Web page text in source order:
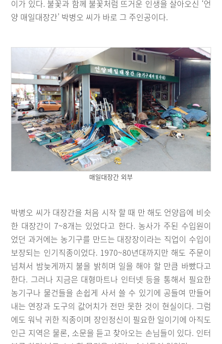
이가 있다. 불꽃과 함께 불꽃처럼 뜨거운 인생을 살아오신 ‘언
양 매일대장간’ 박병오 씨가 바로 그 주인공이다.
매일대장간 외부
박병오 씨가 대장간을 처음 시작 할 때 만 해도 언양읍에 비슷
한 대장간이 7~8개는 있었다고 한다. 농사가 주된 수입원이
었던 과거에는 농기구를 만드는 대장장이라는 직업이 수입이
보장되는 인기직종이었다. 1970~80년대까지만 해도 주문이
넘쳐서 밤늦게까지 불을 밝히며 일을 해야 할 만큼 바빴다고
한다. 그러나 지금은 대형마트나 인터넷 등을 통해서 필요한
농기구나 물건들을 손쉽게 사서 쓸 수 있기에 공들여 만들어
내는 연장과 도구의 값어치가 전만 못한 것이 현실이다. 그럼
에도 워낙 귀한 직종이며 장인정신이 필요한 일이기에 아직도
인근 지역은 물론, 소문을 듣고 찾아오는 손님들이 있다. 인터